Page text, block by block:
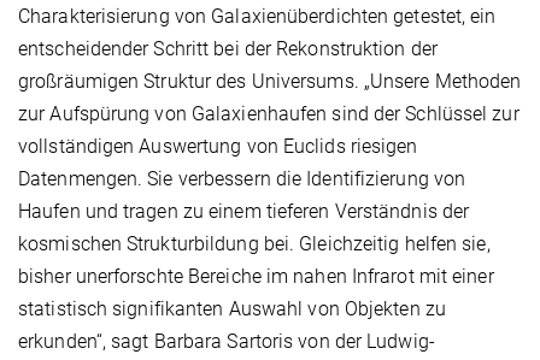
Charakterisierung von Galaxienüberdichten getestet, ein
entscheidender Schritt bei der Rekonstruktion der
großräumigen Struktur des Universums. „Unsere Methoden
zur Aufspürung von Galaxienhaufen sind der Schlüssel zur
vollständigen Auswertung von Euclids riesigen
Datenmengen. Sie verbessern die Identifizierung von
Haufen und tragen zu einem tieferen Verständnis der
kosmischen Strukturbildung bei. Gleichzeitig helfen sie,
bisher unerforschte Bereiche im nahen Infrarot mit einer
statistisch signifikanten Auswahl von Objekten zu
erkunden“, sagt Barbara Sartoris von der Ludwig-